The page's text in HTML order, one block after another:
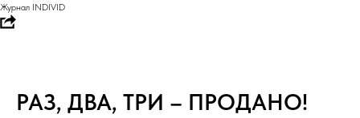
Журнал INDIVID
РАЗ, ДВА, ТРИ – ПРОДАНО!